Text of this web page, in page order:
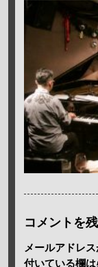
コメントを
メールアドレ
付いている欄